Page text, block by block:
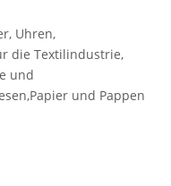
Uhren,
die Textilindustrie,
und
und Pappen